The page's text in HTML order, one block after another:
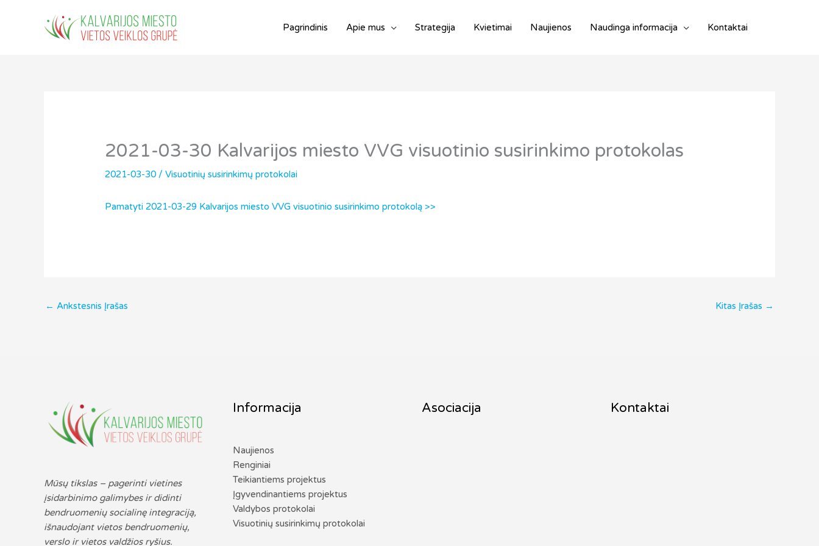
Pagrindinis Apie mus Strategija Kvietimai Naujienos Naudinga informacija Kontaktai
2021-03-30 Kalvarijos miesto VVG visuotinio susirinkimo protokolas
2021-03-30 /Visuotinių susirinkimų protokolai
Pamatyti 2021-03-29 Kalvarijos miesto VVG visuotinio susirinkimo protokolą >>
← Ankstesnis Įrašas Kitas Įrašas →
Mūsų tikslas – pagerinti vietines
įsidarbinimo galimybes ir didinti
bendruomenių socialinę integraciją,
išnaudojant vietos bendruomenių,
verslo ir vietos valdžios ryšius.
Informacija
Naujienos
Renginiai
Teikiantiems projektus
Įgyvendinantiems projektus
Valdybos protokolai
Visuotinių susirinkimų protokolai
Asociacija Kontaktai